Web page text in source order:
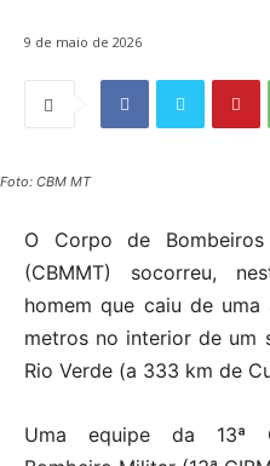
9 de maio de 2026
Foto: CBM MT
O Corpo de
(CBMMT) socorreu,
homem que caiu de
metros no interior de um
Rio Verde (a 333 km de
Uma equipe da 13ª